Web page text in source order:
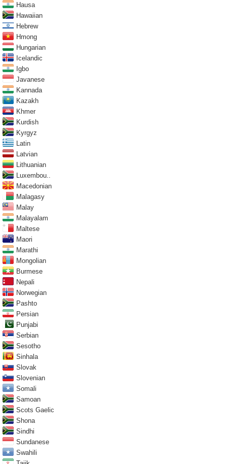
Hausa
Hawaiian
Hebrew
Hmong
Hungarian
Icelandic
Igbo
Javanese
Kannada
Kazakh
Khmer
Kurdish
Kyrgyz
Latin
Latvian
Lithuanian
Luxembou..
Macedonian
Malagasy
Malay
Malayalam
Maltese
Maori
Marathi
Mongolian
Burmese
Nepali
Norwegian
Pashto
Persian
Punjabi
Serbian
Sesotho
Sinhala
Slovak
Slovenian
Somali
Samoan
Scots Gaelic
Shona
Sindhi
Sundanese
Swahili